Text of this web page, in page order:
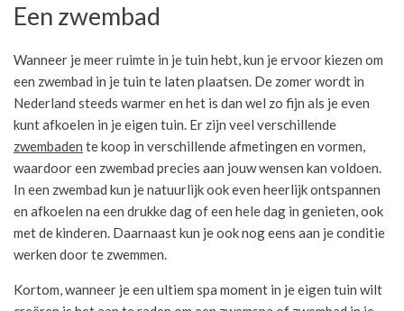
Een zwembad
Wanneer je meer ruimte in je tuin hebt, kun je ervoor kiezen om
een zwembad in je tuin te laten plaatsen. De zomer wordt in
Nederland steeds warmer en het is dan wel zo fijn als je even
kunt afkoelen in je eigen tuin. Er zijn veel verschillende
zwembaden te koop in verschillende afmetingen en vormen,
waardoor een zwembad precies aan jouw wensen kan voldoen.
In een zwembad kun je natuurlijk ook even heerlijk ontspannen
en afkoelen na een drukke dag of een hele dag in genieten, ook
met de kinderen. Daarnaast kun je ook nog eens aan je conditie
werken door te zwemmen.
Kortom, wanneer je een ultiem spa moment in je eigen tuin wilt